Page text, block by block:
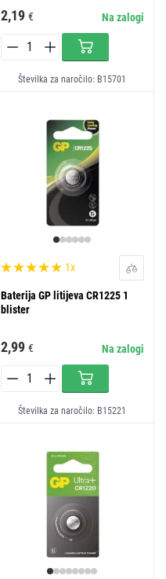
2,19 € Na zalogi
Številka za naročilo: B15701
1x
Baterija GP litijeva CR1225 1
blister
2,99 € Na zalogi
Številka za naročilo: B15221